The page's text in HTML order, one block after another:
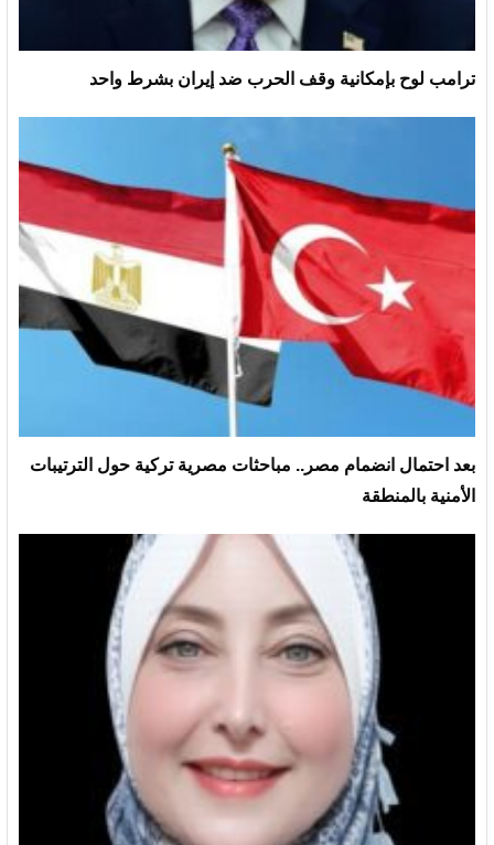
ترامب لوح بإمكانية وقف الحرب ضد إيران بشرط واحد
بعد احتمال انضمام مصر.. مباحثات مصرية تركية حول الترتيبات
الأمنية بالمنطقة